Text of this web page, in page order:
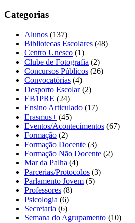
Categorias
Alunos (137)
Bibliotecas Escolares (48)
Centro Unesco (1)
Clube de Fotografia (2)
Concursos Públicos (26)
Convocatórias (4)
Desporto Escolar(2)
EB1PRE (24)
Ensino Articulado (17)
Erasmus+ (45)
Eventos/Acontecimentos (67)
Formação (2)
Formação Docente (3)
Formação Não Docente (2)
Mar da Palha (4)
Parcerias/Protocolos (3)
Parlamento Jovem (5)
Professores (8)
Psicologia (6)
Secretaria (6)
Semana do Agrupamento (10)